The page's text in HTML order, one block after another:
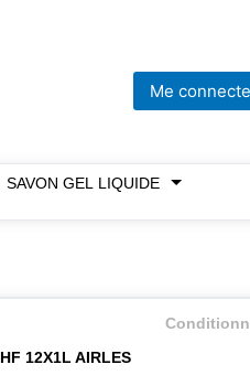
Me
SAVON GEL LIQUIDE
12X1L AIRLES